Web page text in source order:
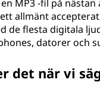
MP3 -fil på nästan
allmänt
de flesta digitala
datorer och
det när vi